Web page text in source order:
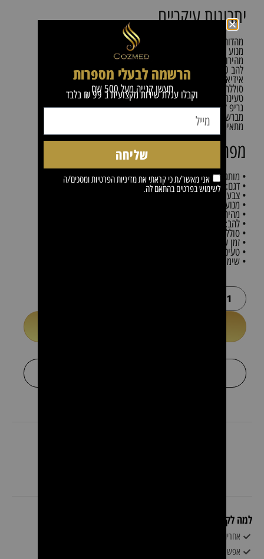
יתרונות עיקריים
מהדורת Barber Olympics ייחודית ומוגבלת
מנוע Brushless עוצמתי ושקט
מהירות עבודה גבוהה – 7500 סל"ד
להב GOLD X-PRO חד ומדויק
אידיאלית לפיניש, קווים ושרטוטים
סוללת ליתיום חזקה עד 3 שעות עבודה
טעינת USB נוחה ומהירה
גריפ לשיפור האחיזה והשליטה
מברשת פייד מקצועית לניקוי מדויק
מתאימה למספרות וברברשופס מקצועיים
מפרט טכני
• מותג: MRD PRO
• דגם: GMT-90-4 Limited Edition
• צבע: שחור
• מנוע: Brushless
• מהירות מנוע: 7500 סל"ד
• להב: GOLD X-PRO
• סוללה: ליתיום
• זמן עבודה: עד 3 שעות
• טעינה: USB
• שימוש מקצועי למספרות וברברים
למה לקוחות קונים אצלינו?
אחריות: 1 שנות אחריות ע״י יבואן רשמי
אפשרות לעד 6 תשלומים ללא ריבית
הרשמה לבעלי מספרות
תעשו קנייה מעל 500 שח
וקבלו עגלת שירות מקצועית ב 99 ₪ בלבד
אני מאשר/ת כי קראתי אתמדיניות הפרטיותומסכים/ה
לשימוש בפרטים בהתאם לה.
שליחה